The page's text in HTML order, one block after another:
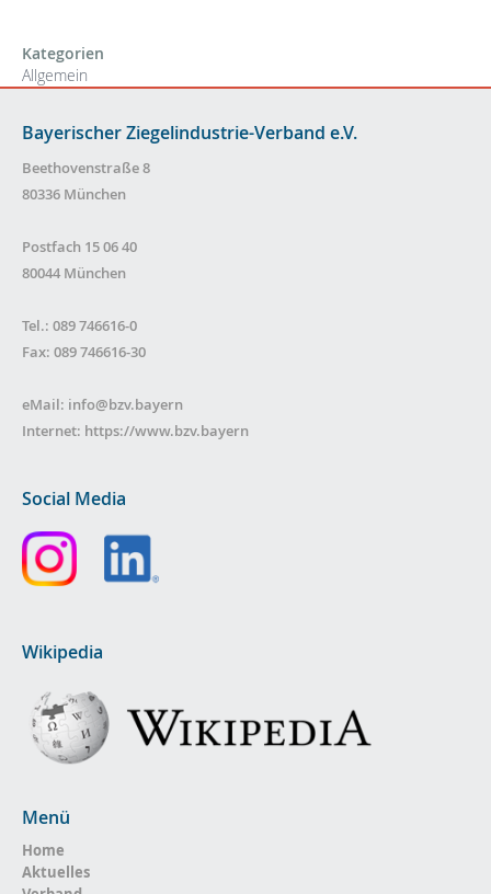
Kategorien
Allgemein
Bayerischer Ziegelindustrie-Verband e.V.
Beethovenstraße 8
80336 München
Postfach 15 06 40
80044 München
Tel.: 089 746616-0
Fax: 089 746616-30
eMail: info@bzv.bayern
Internet: https://www.bzv.bayern
Social Media
Wikipedia
Menü
Home
Aktuelles